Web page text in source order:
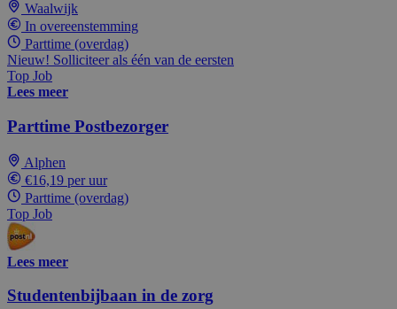
Waalwijk
In overeenstemming
Parttime (overdag)
Nieuw! Solliciteer als één van de eersten
Top Job
Lees meer
Parttime Postbezorger
Alphen
€16,19 per uur
Parttime (overdag)
Top Job
Lees meer
Studentenbijbaan in de zorg